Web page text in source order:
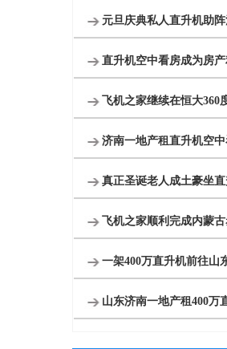
飞机之家继续在恒大360